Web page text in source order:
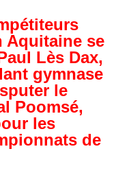
Aquitaine se
­Lès­ Dax,
gymnase
le
Poomsé,
les
de